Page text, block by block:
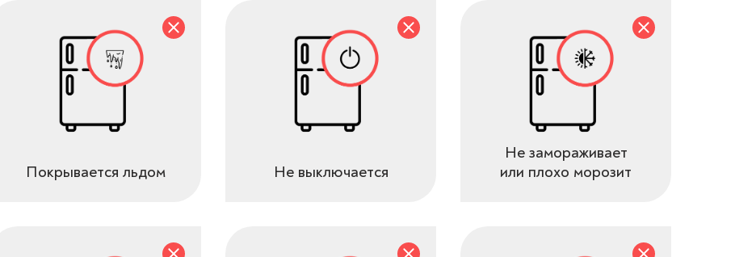
Покрывается льдом Не выключается
Не замораживает
или плохо морозит